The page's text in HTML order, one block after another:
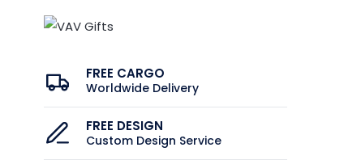
FREE CARGO
Worldwide Delivery
FREE DESIGN
Custom Design Service